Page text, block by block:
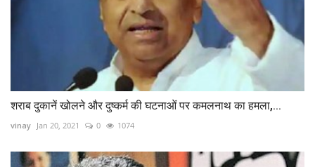
शराब दुकानें खोलने और दुष्कर्म की घटनाओं पर कमलनाथ का हमला,...
vinay Jan 20, 2021 0 1074